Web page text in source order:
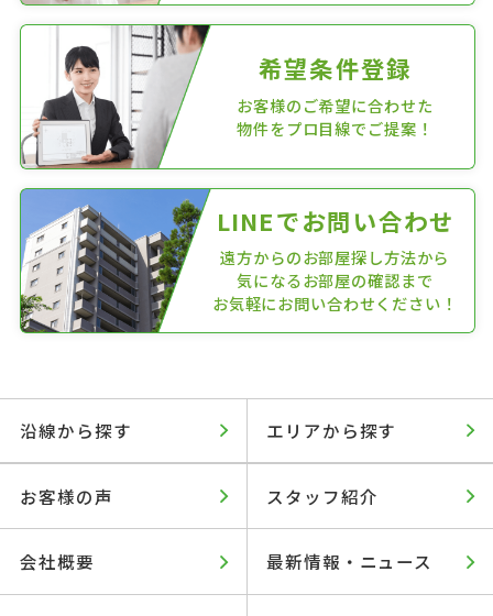
希望条件登録
お客様のご希望に合わせた
物件をプロ目線でご提案！
LINEでお問い合わせ
遠方からのお部屋探し方法から
気になるお部屋の確認まで
お気軽にお問い合わせください！
沿線から探す エリアから探す
お客様の声 スタッフ紹介
会社概要 最新情報・ニュース